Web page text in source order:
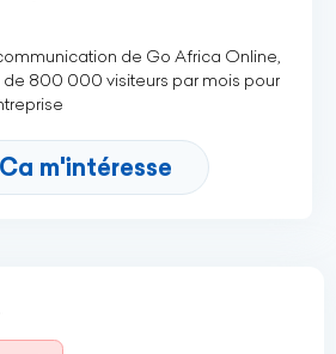
de Go Africa Online,
de 800 000 visiteurs par mois pour
Ca m'intéresse